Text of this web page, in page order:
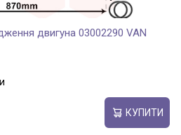
двигуна 03002290 VAN
КУПИТИ